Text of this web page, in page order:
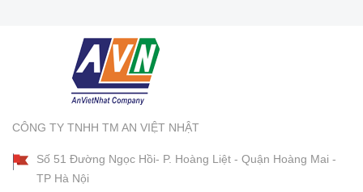
CÔNG TY TNHH TM AN VIỆT NHẬT
Số 51 Đường Ngọc Hồi- P. Hoàng Liệt - Quận Hoàng Mai -
TP Hà Nội